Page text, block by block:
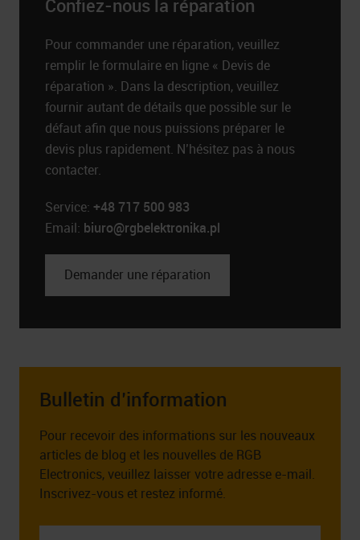
Pour commander une réparation, veuillez
remplir le formulaire en ligne « Devis de
réparation ». Dans la description, veuillez
fournir autant de détails que possible sur le
défaut afin que nous puissions préparer le
devis plus rapidement. N’hésitez pas à nous
contacter.
Service: +48 717 500 983
Email: biuro@rgbelektronika.pl
Demander une réparation
Bulletin d’information
Pour recevoir des informations sur les nouveaux
articles de blog et les nouvelles de RGB
Electronics, veuillez laisser votre adresse e-mail.
Inscrivez-vous et restez informé.